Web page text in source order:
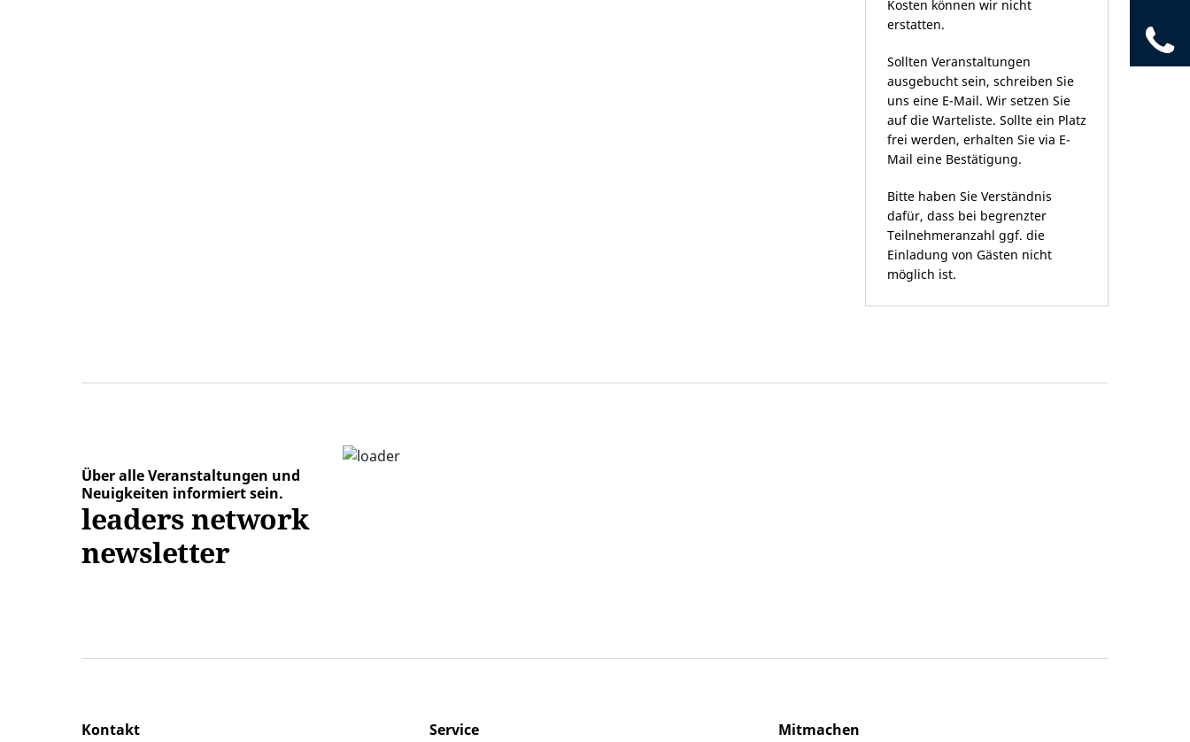
Kosten können wir nicht
erstatten.
Sollten Veranstaltungen
ausgebucht sein, schreiben Sie
uns eine E-Mail. Wir setzen Sie
auf die Warteliste. Sollte ein Platz
frei werden, erhalten Sie via E-
Mail eine Bestätigung.
Bitte haben Sie Verständnis
dafür, dass bei begrenzter
Teilnehmeranzahl ggf. die
Einladung von Gästen nicht
möglich ist.
Über alle Veranstaltungen und
Neuigkeiten informiert sein.
leaders network
newsletter
Kontakt Service Mitmachen